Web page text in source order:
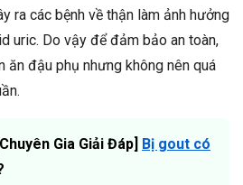
ra các bệnh về thận làm ảnh hưởng
uric. Do vậy để đảm bảo an toàn,
ăn đậu phụ nhưng không nên quá
Gia Giải Đáp] Bị gout có